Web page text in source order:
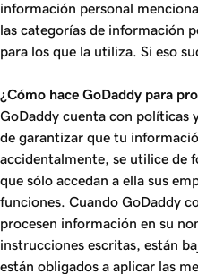
información personal
las categorías de información
para los que la utiliza. Si eso
¿Cómo hace GoDaddy para
GoDaddy cuenta con políticas
de garantizar que tu
accidentalmente, se utilice de
que sólo accedan a ella sus
funciones. Cuando GoDaddy
procesen información en su
instrucciones escritas, están
están obligados a aplicar las